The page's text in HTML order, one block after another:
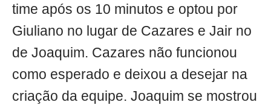
time após os 10 minutos e optou por
Giuliano no lugar de Cazares e Jair no
de Joaquim. Cazares não funcionou
como esperado e deixou a desejar na
criação da equipe. Joaquim se mostrou